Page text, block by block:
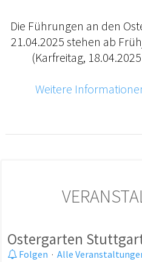
Die Führungen an den
21.04.2025 stehen ab
(Karfreitag,
Weitere
Ostergarten
Folgen · Alle